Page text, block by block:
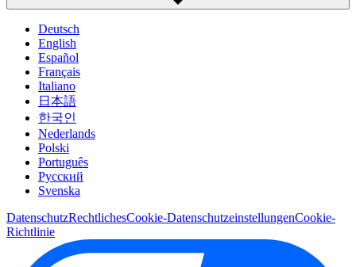
Deutsch
English
Español
Français
Italiano
日本語
한국인
Nederlands
Polski
Português
Pусский
Svenska
DatenschutzRechtlichesCookie-DatenschutzeinstellungenCookie-
Richtlinie